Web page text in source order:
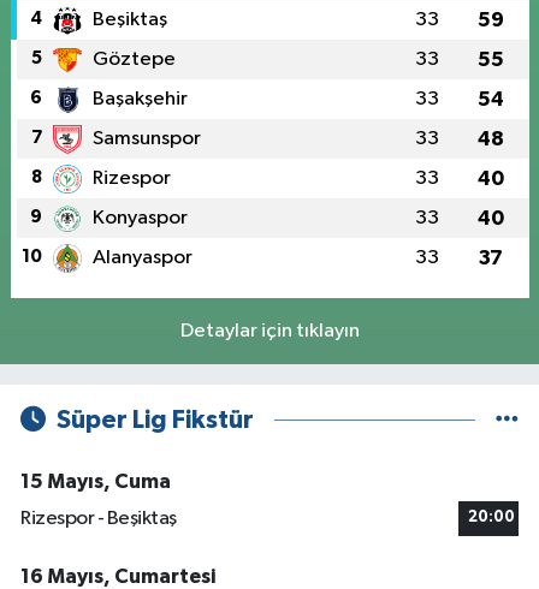
4 Beşiktaş 33 59
5 Göztepe 33 55
6 Başakşehir 33 54
7 Samsunspor 33 48
8 Rizespor 33 40
9 Konyaspor 33 40
10 Alanyaspor 33 37
Detaylar için tıklayın
Süper Lig Fikstür
15 Mayıs, Cuma
Rizespor - Beşiktaş
20:00
16 Mayıs, Cumartesi